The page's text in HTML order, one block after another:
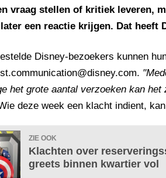
vraag stellen of kritiek leveren,
een reactie krijgen. Dat heeft
Disney-bezoekers kunnen
het grote aantal verzoeken kan
deze week een klacht indient,
ZIE OOK
Klachten over
greets binnen kwartier vol